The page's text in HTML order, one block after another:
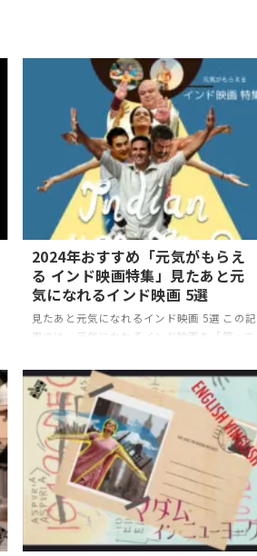
2024年おすすめ「元気がもらえ
る インド映画特集」見たあと元
気になれるインド映画 5選
見たあと元気になれるインド映画 5選 この記
事では、元気になれるインド映画を「笑って
り上がれる映画」「見終わった後にモチベー
ションが上がる映画」の３つのに分けて5作
品ご紹介していきます。 おすすめ作品と配信
サービス PKきっと、うまくいく
RRRPADMANマダム・イン・ニューヨークお
すすめの配信サービスゲオ宅配レンタルU-
NEXTU-NEXTNetflixU-NEXTU-next×○△(レ
ンタル）×○Amazonプライムビデオ
×△(レンタル）×××NETFLIX×× ...